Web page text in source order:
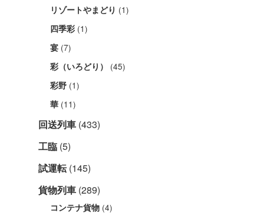
リゾートやまどり (1)
四季彩 (1)
宴 (7)
彩（いろどり） (45)
彩野 (1)
華 (11)
回送列車 (433)
工臨 (5)
試運転(145)
貨物列車 (289)
コンテナ貨物 (4)